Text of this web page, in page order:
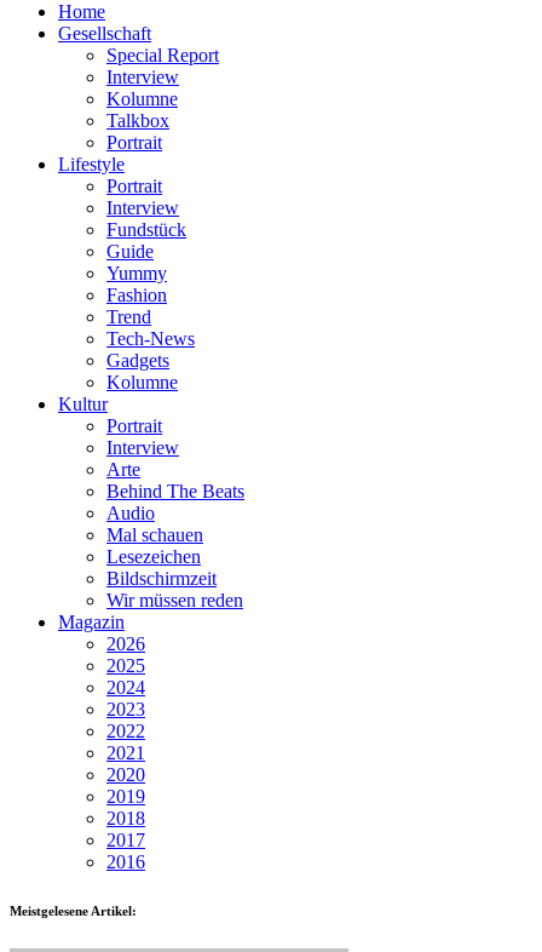
Home
Gesellschaft
Special Report
Interview
Kolumne
Talkbox
Portrait
Lifestyle
Portrait
Interview
Fundstück
Guide
Yummy
Fashion
Trend
Tech-News
Gadgets
Kolumne
Kultur
Portrait
Interview
Arte
Behind The Beats
Audio
Mal schauen
Lesezeichen
Bildschirmzeit
Wir müssen reden
Magazin
2026
2025
2024
2023
2022
2021
2020
2019
2018
2017
2016
Meistgelesene Artikel: